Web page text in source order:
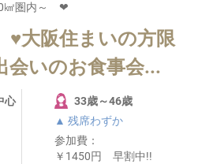
㎢圏内～ ❤
大阪住まいの方限
いのお食事会...
心
33歳～46歳
▲ 残席わずか
参加費：
￥1450円 早割中!!